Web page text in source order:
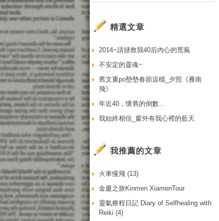
精選文章
2014~請拯救我40后內心的荒蕪
不安定的靈魂~
舊文重po墊墊春節這檔_夕照《雁南
飛》
年近40，懷舊的倒數...
我始終相信_窗外有我心裡的藍天
我推薦的文章
火車慢飛 (13)
金廈之旅Kinmen XiamenTour
靈氣療程日記 Diary of Selfhealing with
Reiki (4)